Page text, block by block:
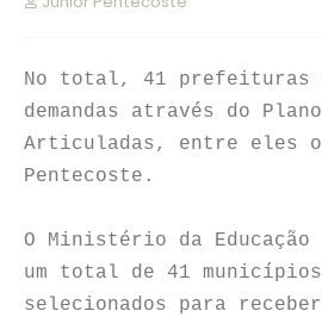
No total, 41 prefeituras
demandas através do
Articuladas, entre eles
Pentecoste.
O Ministério da Educação
um total de 41 municípios
selecionados para